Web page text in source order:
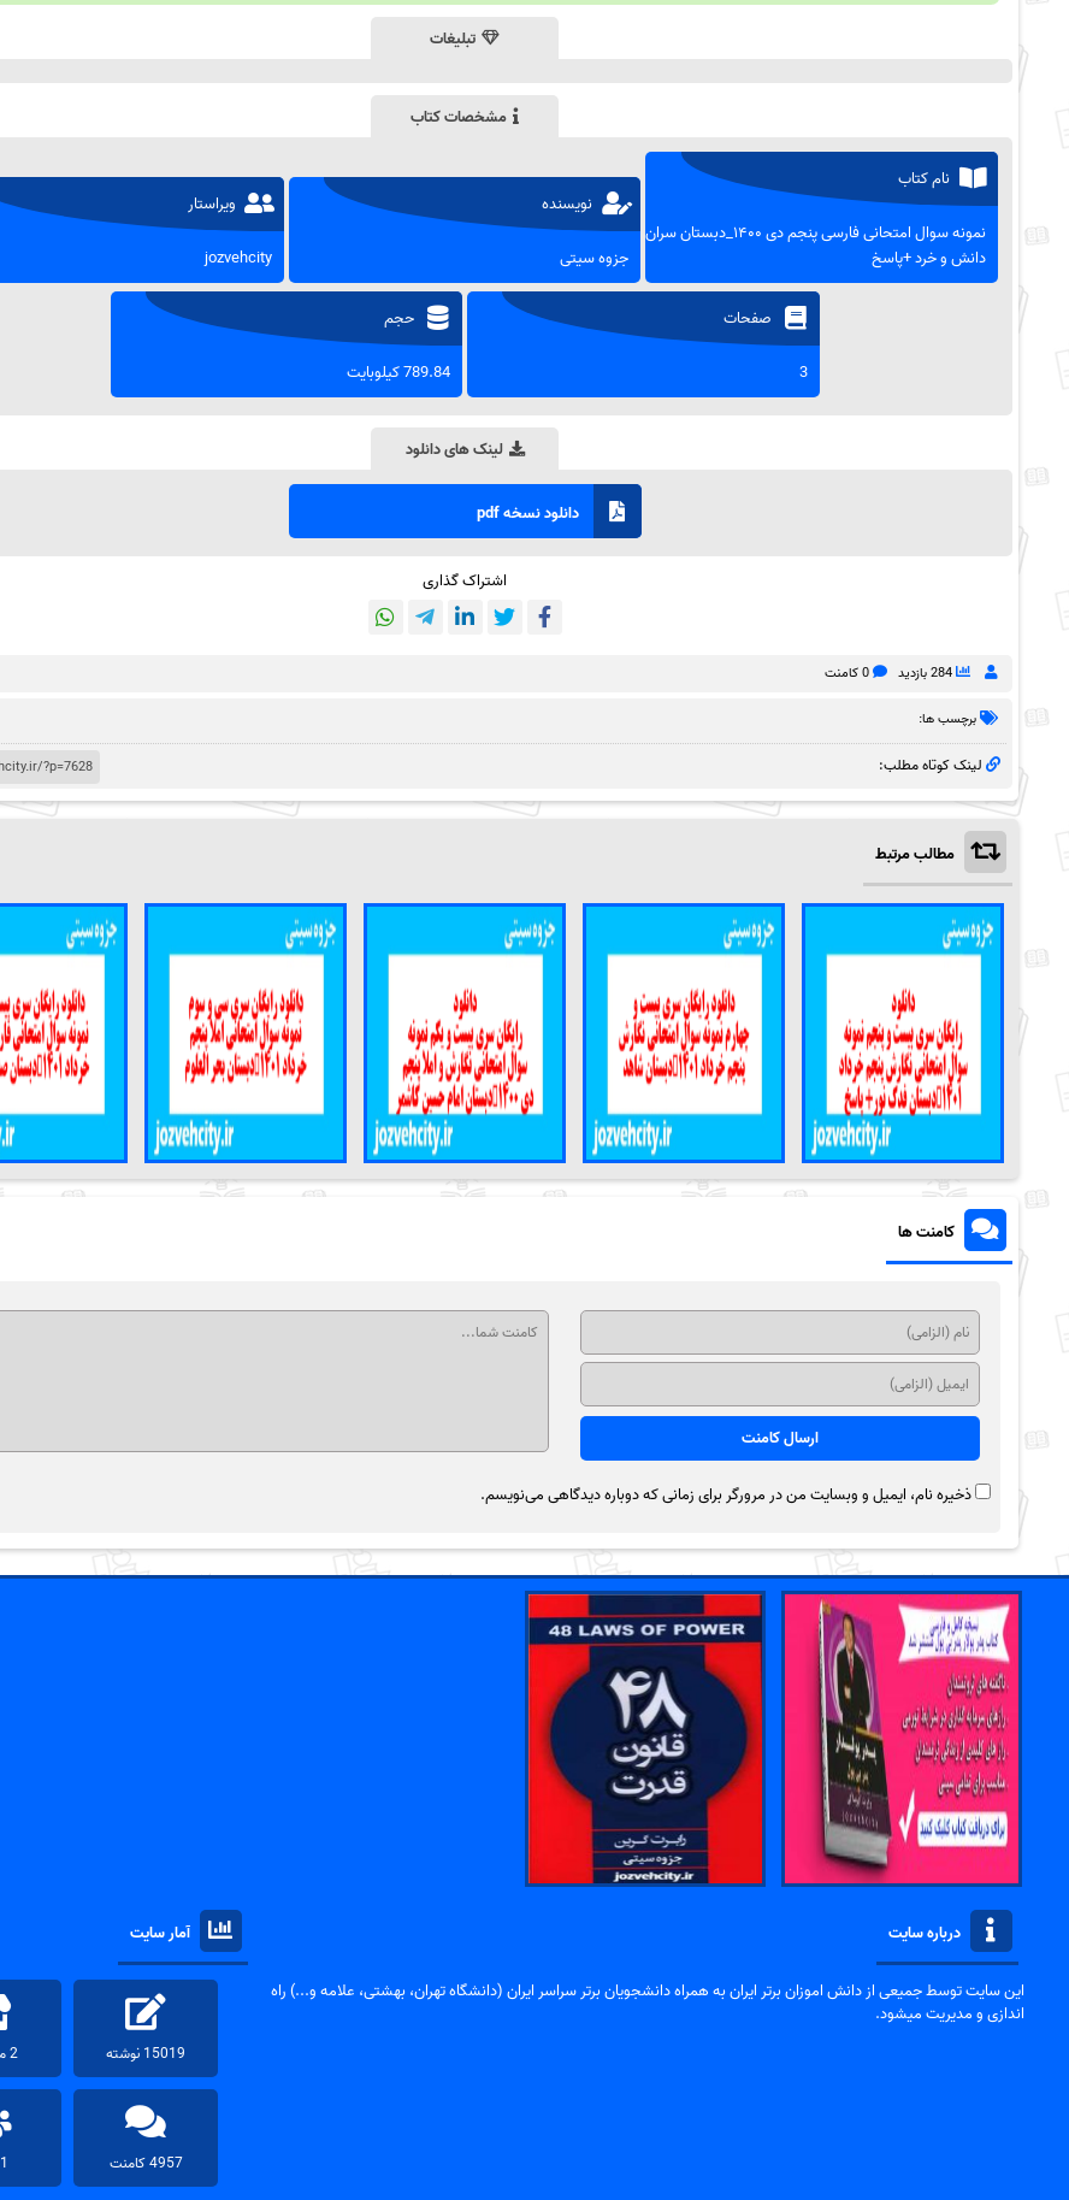
تبلیغات
مشخصات کتاب
نام کتاب
نمونه سوال امتحانی فارسی پنجم دی ۱۴۰۰_دبستان سران
دانش و خرد +پاسخ
نویسنده
جزوه سیتی
ویراستار
jozvehcity
صفحات
3
حجم
789.84 کیلوبایت
لینک های دانلود
دانلود نسخه pdf
اشتراک گذاری
284 بازدید 0 کامنت
برچسب ها:
لینک کوتاه مطلب:
مطالب مرتبط
کامنت ها
ذخیره نام، ایمیل و وبسایت من در مرورگر برای زمانی که دوباره دیدگاهی می‌نویسم.
درباره سایت
این سایت توسط جمیعی از دانش اموزان برتر ایران به همراه دانشجویان برتر سراسر ایران (دانشگاه تهران، بهشتی، علامه و...) راه
اندازی و مدیریت میشود.
آمار سایت
15019 نوشته 2 محصول
4957 کامنت 1 کاربر